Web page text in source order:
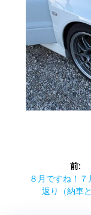
前:
前
８月ですね！７
返り（納車と